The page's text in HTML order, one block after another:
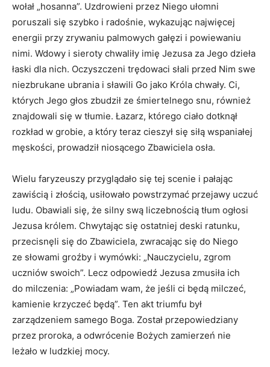
wołał „hosanna”. Uzdrowieni przez Niego ułomni
poruszali się szybko i radośnie, wykazując najwięcej
energii przy zrywaniu palmowych gałęzi i powiewaniu
nimi. Wdowy i sieroty chwaliły imię Jezusa za Jego dzieła
łaski dla nich. Oczyszczeni trędowaci słali przed Nim swe
niezbrukane ubrania i sławili Go jako Króla chwały. Ci,
których Jego głos zbudził ze śmiertelnego snu, również
znajdowali się w tłumie. Łazarz, którego ciało dotknął
rozkład w grobie, a który teraz cieszył się siłą wspaniałej
męskości, prowadził niosącego Zbawiciela osła.
Wielu faryzeuszy przyglądało się tej scenie i pałając
zawiścią i złością, usiłowało powstrzymać przejawy uczuć
ludu. Obawiali się, że silny swą liczebnością tłum ogłosi
Jezusa królem. Chwytając się ostatniej deski ratunku,
przecisnęli się do Zbawiciela, zwracając się do Niego
ze słowami groźby i wymówki: „Nauczycielu, zgrom
uczniów swoich”. Lecz odpowiedź Jezusa zmusiła ich
do milczenia: „Powiadam wam, że jeśli ci będą milczeć,
kamienie krzyczeć będą”. Ten akt triumfu był
zarządzeniem samego Boga. Został przepowiedziany
przez proroka, a odwrócenie Bożych zamierzeń nie
leżało w ludzkiej mocy.